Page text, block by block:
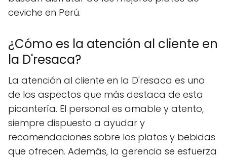
ceviche en Perú.
¿Cómo es la atención al cliente en
la D'resaca?
La atención al cliente en la D'resaca es uno
de los aspectos que más destaca de esta
picantería. El personal es amable y atento,
siempre dispuesto a ayudar y
recomendaciones sobre los platos y bebidas
que ofrecen. Además, la gerencia se esfuerza